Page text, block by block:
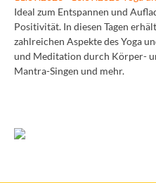
Ideal zum Entspannen und
Positivität. In diesen Tagen
zahlreichen Aspekte des Yoga
und Meditation durch Körper-
Mantra-Singen und mehr.